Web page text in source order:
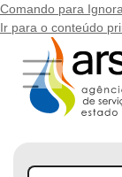
Comando para
Ir para o conteúdo